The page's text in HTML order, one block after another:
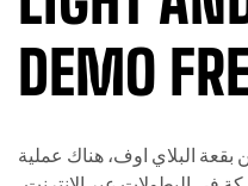
DEMO
من 10 وكذلك من بقعة البلاي اوف، هناك عملية